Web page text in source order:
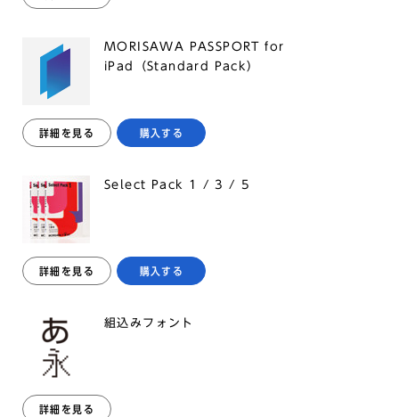
MORISAWA PASSPORT for
iPad（Standard Pack）
詳細を見る 購入する
Select Pack 1 / 3 / 5
詳細を見る 購入する
組込みフォント
詳細を見る